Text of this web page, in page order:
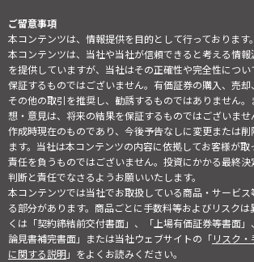
ご留意事項
本コンテンツは、情報提供を目的として行っております。
本コンテンツは、当社や当社が信頼できると考える情
を提供していますが、当社はその正確性や完全性につ
保証するものではございません。有価証券の購入、売却
その他の取引を推奨し、勧誘するものではありません
想・意見は、将来の結果を保証するものではございま
作成時現在のものであり、今後予告なしに変更または
ます。当社は本コンテンツの内容に依拠してお客様が
責任を負うものではございません。投資にかかる最終
判断と責任でなさるようお願いいたします。
本コンテンツでは当社でお取扱している商品・サービ
る部分があります。商品ごとに手数料等およびリスク
くは「契約締結前交付書面」、「上場有価証券等書面
論見書補完書面」または当社ウェブサイトの「リスク
に関する説明」をよくお読みください。